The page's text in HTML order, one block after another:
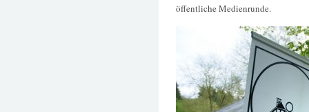
öffentliche Medienrunde.